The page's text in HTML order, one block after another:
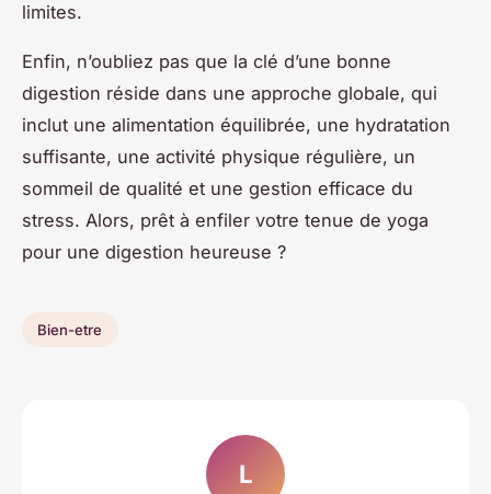
limites.
Enfin, n’oubliez pas que la clé d’une bonne
digestion réside dans une approche globale, qui
inclut une alimentation équilibrée, une hydratation
suffisante, une activité physique régulière, un
sommeil de qualité et une gestion efficace du
stress. Alors, prêt à enfiler votre tenue de yoga
pour une digestion heureuse ?
Bien-etre
L